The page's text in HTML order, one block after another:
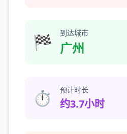
🏁 到达城市
广州
⏱️ 预计时长
约3.7小时